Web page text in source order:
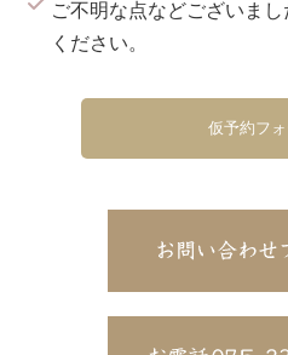
ご不明な点などございま
ください。
仮予約フ